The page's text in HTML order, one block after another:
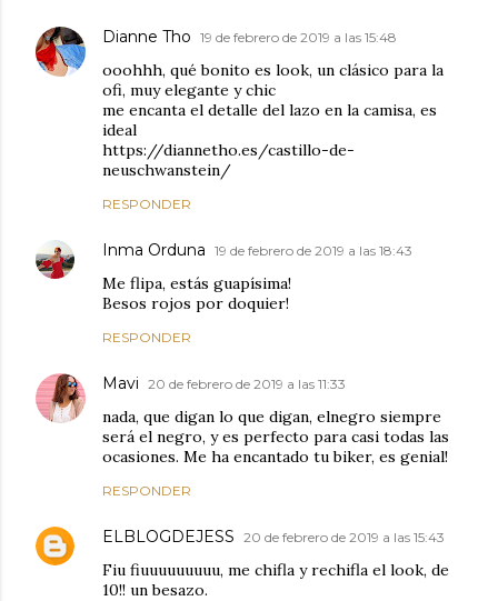
Dianne Tho 19 de febrero de 2019 a las 15:48
ooohhh, qué bonito es look, un clásico para la
ofi, muy elegante y chic
me encanta el detalle del lazo en la camisa, es
ideal
https://diannetho.es/castillo-de-
neuschwanstein/
RESPONDER
Inma Orduna 19 de febrero de 2019 a las 18:43
Me flipa, estás guapísima!
Besos rojos por doquier!
RESPONDER
Mavi 20 de febrero de 2019 a las 11:33
nada, que digan lo que digan, elnegro siempre
será el negro, y es perfecto para casi todas las
ocasiones. Me ha encantado tu biker, es genial!
RESPONDER
ELBLOGDEJESS 20 de febrero de 2019 a las 15:43
Fiu fiuuuuuuuuu, me chifla y rechifla el look, de
10!! un besazo.